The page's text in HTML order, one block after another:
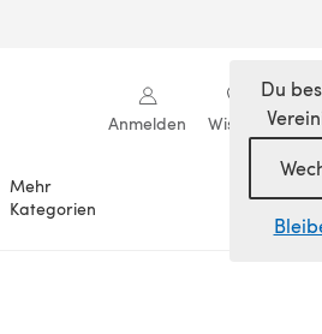
Anmelden Wishlist
Mehr
Kategorien
Anlässe
Du